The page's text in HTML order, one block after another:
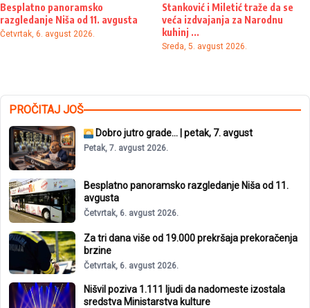
Besplatno panoramsko
razgledanje Niša od 11. avgusta
Četvrtak, 6. avgust 2026.
Stanković i Miletić traže da se
veća izdvajanja za Narodnu
kuhinj ...
Sreda, 5. avgust 2026.
PROČITAJ JOŠ
Dobro jutro grade… | petak, 7. avgust
Petak, 7. avgust 2026.
Besplatno panoramsko razgledanje Niša od 11.
avgusta
Četvrtak, 6. avgust 2026.
Za tri dana više od 19.000 prekršaja prekoračenja
brzine
Četvrtak, 6. avgust 2026.
Nišvil poziva 1.111 ljudi da nadomeste izostala
sredstva Ministarstva kulture